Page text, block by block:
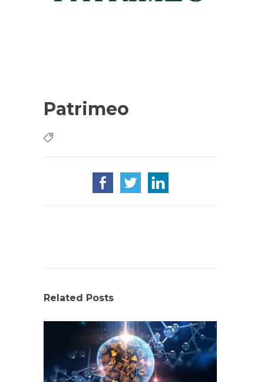
Patrimeo
Related Posts